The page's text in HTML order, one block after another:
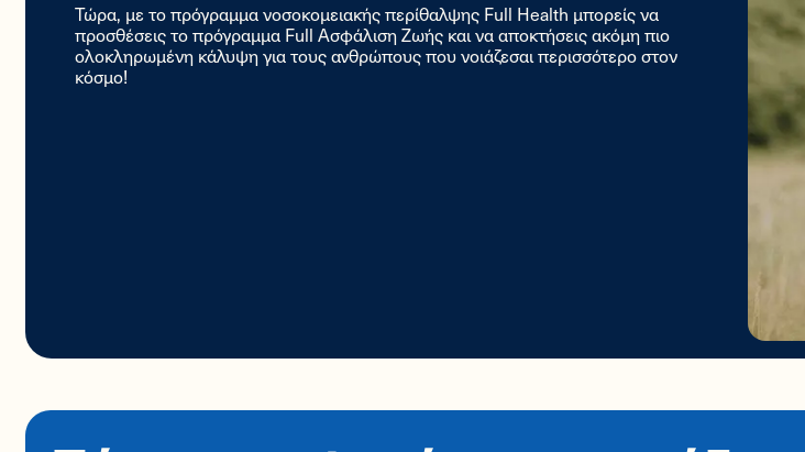
Τώρα, με το πρόγραμμα νοσοκομειακής περίθαλψης Full Health μπορείς να
προσθέσεις το πρόγραμμα Full Ασφάλιση Ζωής και να αποκτήσεις ακόμη πιο
ολοκληρωμένη κάλυψη για τους ανθρώπους που νοιάζεσαι περισσότερο στον
κόσμο!